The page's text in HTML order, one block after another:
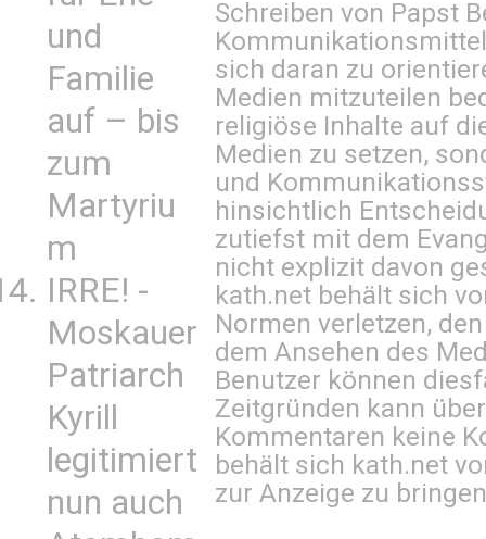
und
Familie
auf – bis
zum
Martyriu
m
IRRE! -
Moskauer
Patriarch
Kyrill
legitimiert
nun auch
Schreiben von Papst
sich daran zu
Medien mitzuteilen
religiöse Inhalte auf
Medien zu setzen,
und
hinsichtlich
zutiefst mit dem
nicht explizit davon
kath.net behält sich
Normen verletzen,
dem Ansehen des
Benutzer können
Zeitgründen kann
Kommentaren keine
behält sich kath.net
zur Anzeige zu